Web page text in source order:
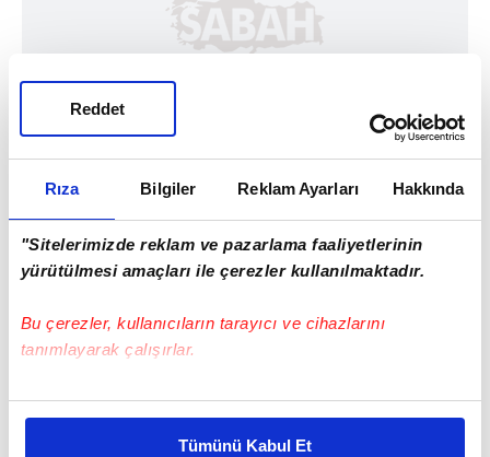
Rıza Bilgiler Reklam Ayarları Hakkında
"Sitelerimizde reklam ve pazarlama faaliyetlerinin
yürütülmesi amaçları ile çerezler kullanılmaktadır.
Bu çerezler, kullanıcıların tarayıcı ve cihazlarını
tanımlayarak çalışırlar.
Bu çerezlere izin vermeniz halinde sizlere özel
Tümünü Kabul Et
Reddet